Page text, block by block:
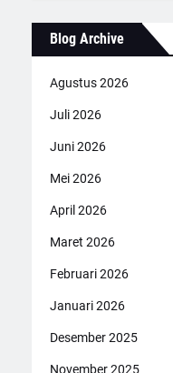
Blog Archive
Agustus 2026
Juli 2026
Juni 2026
Mei 2026
April 2026
Maret 2026
Februari 2026
Januari 2026
Desember 2025
November 2025